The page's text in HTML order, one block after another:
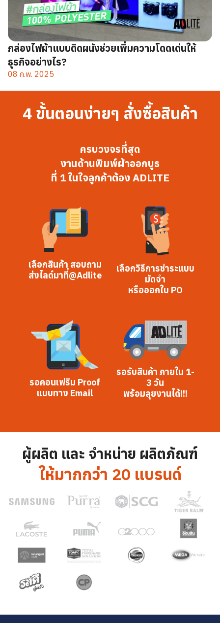
กล่องไฟผ้าแบบติดผนังช่วยเพิ่มความโดดเด่นให้
ธุรกิจอย่างไร?
08 ก.พ. 2025
4 ขั้นตอนง่ายๆ สั่งซื้อสินค้า
ครบวงจรที่สุด
งานด้านพิมพ์ผ้าออกบูธ
ที่ 1 ในใจลูกค้าต้อง ADLITE
เลือกสินค้า สอบถาม
ส่งไลด์มาที่@Adlite
เลือกวิธีการชำระแบบ
มัดจำ
หรือออกใบ PO
รอคอนเฟริม Proof
แบบทาง Email
รอรับสินค้า ภายใน 1-
3 วัน
พร้อมลุยงานได้!!!
ผู้ผลิต และ จำหน่าย ผลิตภัณฑ์
ให้มากกว่า 20 แบรนด์